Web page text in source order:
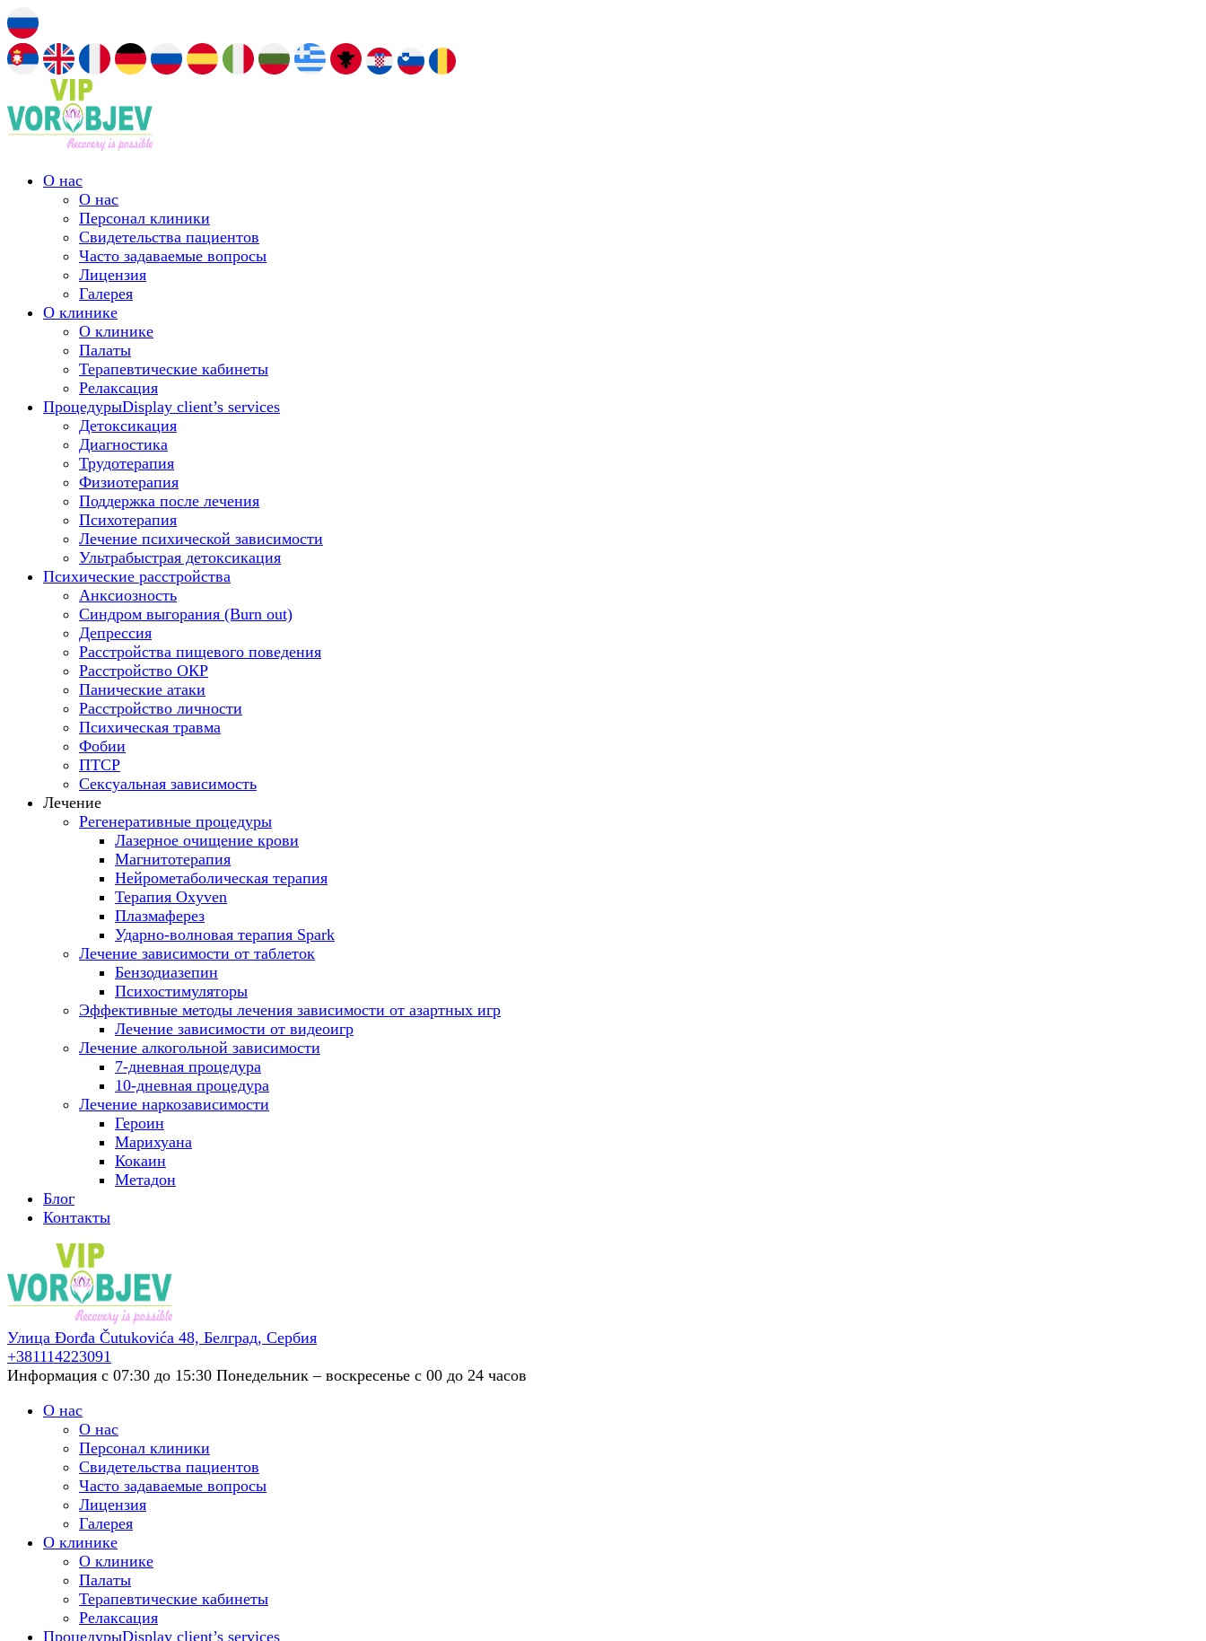
О нас
О нас
Персонал клиники
Свидетельства пациентов
Часто задаваемые вопросы
Лицензия
Галерея
О клинике
О клинике
Палаты
Терапевтические кабинеты
Релаксация
ПроцедурыDisplay client’s services
Детоксикация
Диагностика
Трудотерапия
Физиотерапия
Поддержка после лечения
Психотерапия
Лечение психической зависимости
Ультрабыстрая детоксикация
Психические расстройства
Анксиозность
Синдром выгорания (Burn out)
Депрессия
Расстройства пищевого поведения
Расстройство ОКР
Панические атаки
Расстройство личности
Психическая травма
Фобии
ПТСР
Сексуальная зависимость
Лечение
Регенеративные процедуры
Лазерное очищение крови
Магнитотерапия
Нейрометаболическая терапия
Терапия Oxyven
Плазмаферез
Ударно-волновая терапия Spark
Лечение зависимости от таблеток
Бензодиазепин
Психостимуляторы
Эффективные методы лечения зависимости от азартных игр
Лечение зависимости от видеоигр
Лечение алкогольной зависимости
7-дневная процедура
10-дневная процедура
Лечение наркозависимости
Героин
Марихуана
Кокаин
Метадон
Блог
Контакты
Улица Đorđa Čutukovića 48, Белград, Сербия
+381114223091
Информация с 07:30 до 15:30 Понедельник – воскресенье с 00 до 24 часов
О нас
О нас
Персонал клиники
Свидетельства пациентов
Часто задаваемые вопросы
Лицензия
Галерея
О клинике
О клинике
Палаты
Терапевтические кабинеты
Релаксация
ПроцедурыDisplay client’s services